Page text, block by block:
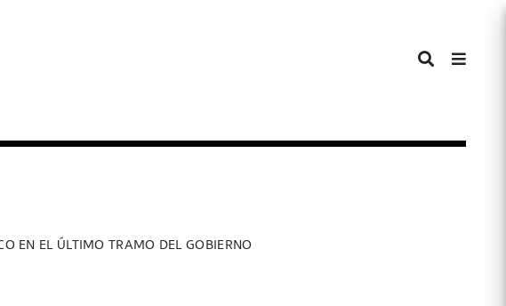
EN EL ÚLTIMO TRAMO DEL GOBIERNO